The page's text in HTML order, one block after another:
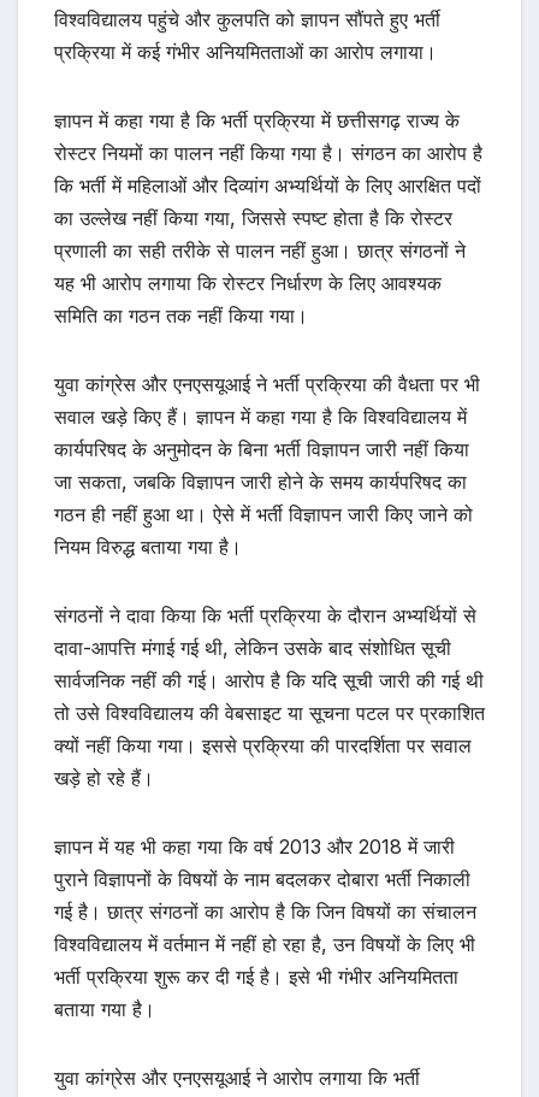
विश्वविद्यालय पहुंचे और कुलपति को ज्ञापन सौंपते हुए भर्ती
प्रक्रिया में कई गंभीर अनियमितताओं का आरोप लगाया।
ज्ञापन में कहा गया है कि भर्ती प्रक्रिया में छत्तीसगढ़ राज्य के
रोस्टर नियमों का पालन नहीं किया गया है। संगठन का आरोप है
कि भर्ती में महिलाओं और दिव्यांग अभ्यर्थियों के लिए आरक्षित पदों
का उल्लेख नहीं किया गया, जिससे स्पष्ट होता है कि रोस्टर
प्रणाली का सही तरीके से पालन नहीं हुआ। छात्र संगठनों ने
यह भी आरोप लगाया कि रोस्टर निर्धारण के लिए आवश्यक
समिति का गठन तक नहीं किया गया।
युवा कांग्रेस और एनएसयूआई ने भर्ती प्रक्रिया की वैधता पर भी
सवाल खड़े किए हैं। ज्ञापन में कहा गया है कि विश्वविद्यालय में
कार्यपरिषद के अनुमोदन के बिना भर्ती विज्ञापन जारी नहीं किया
जा सकता, जबकि विज्ञापन जारी होने के समय कार्यपरिषद का
गठन ही नहीं हुआ था। ऐसे में भर्ती विज्ञापन जारी किए जाने को
नियम विरुद्ध बताया गया है।
संगठनों ने दावा किया कि भर्ती प्रक्रिया के दौरान अभ्यर्थियों से
दावा-आपत्ति मंगाई गई थी, लेकिन उसके बाद संशोधित सूची
सार्वजनिक नहीं की गई। आरोप है कि यदि सूची जारी की गई थी
तो उसे विश्वविद्यालय की वेबसाइट या सूचना पटल पर प्रकाशित
क्यों नहीं किया गया। इससे प्रक्रिया की पारदर्शिता पर सवाल
खड़े हो रहे हैं।
ज्ञापन में यह भी कहा गया कि वर्ष 2013 और 2018 में जारी
पुराने विज्ञापनों के विषयों के नाम बदलकर दोबारा भर्ती निकाली
गई है। छात्र संगठनों का आरोप है कि जिन विषयों का संचालन
विश्वविद्यालय में वर्तमान में नहीं हो रहा है, उन विषयों के लिए भी
भर्ती प्रक्रिया शुरू कर दी गई है। इसे भी गंभीर अनियमितता
बताया गया है।
युवा कांग्रेस और एनएसयूआई ने आरोप लगाया कि भर्ती